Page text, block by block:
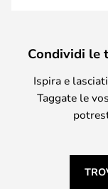
Condividi le
Ispira e
Taggate le